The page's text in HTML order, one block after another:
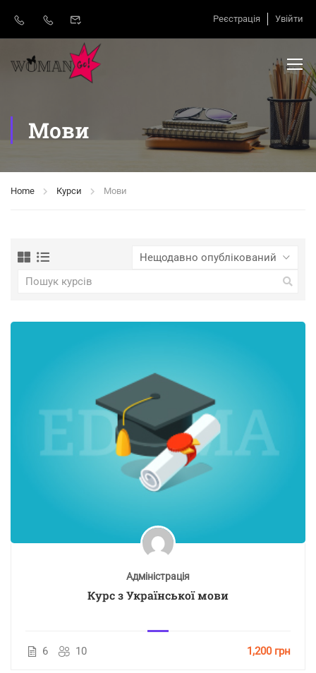
Реєстрація Увійти
Мови
Home Курси Мови
Адміністрація
Курс з Української мови
6 10 1,200 грн